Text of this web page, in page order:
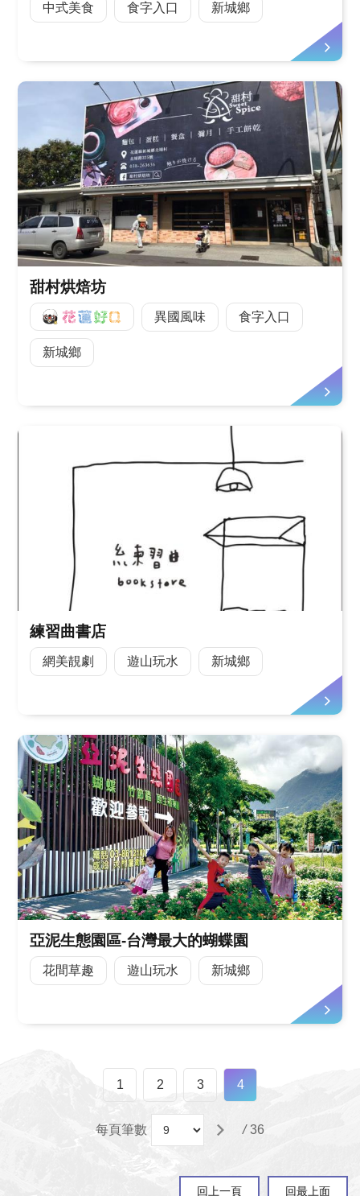
中式美食 食字入口 新城鄉
甜村烘焙坊
好Q 異國風味 食字入口
新城鄉
練習曲書店
網美靚劇 遊山玩水 新城鄉
亞泥生態園區-台灣最大的蝴蝶園
花間草趣 遊山玩水 新城鄉
1 2 3 4
每頁筆數 / 36
回上一頁 回最上面